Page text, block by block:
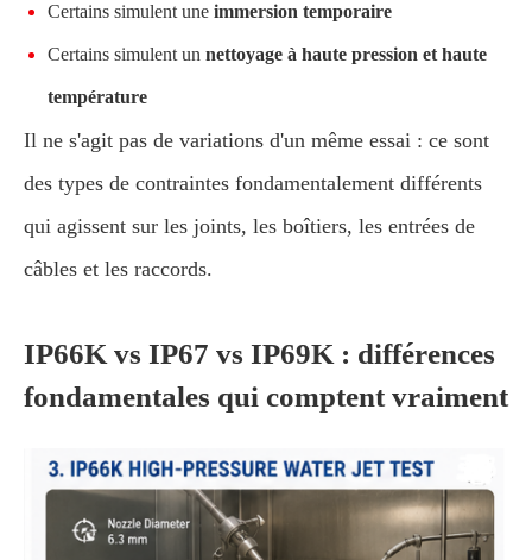
Certains simulent une immersion temporaire
Certains simulent un nettoyage à haute pression et haute
température
Il ne s'agit pas de variations d'un même essai : ce sont
des types de contraintes fondamentalement différents
qui agissent sur les joints, les boîtiers, les entrées de
câbles et les raccords.
IP66K vs IP67 vs IP69K : différences
fondamentales qui comptent vraiment